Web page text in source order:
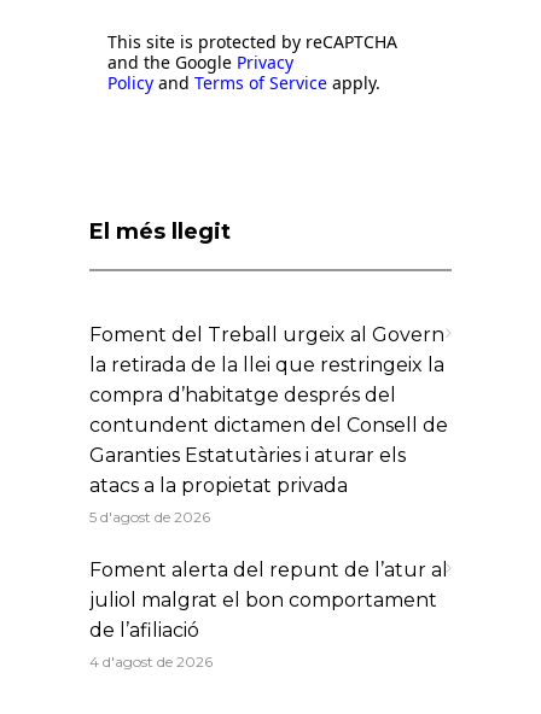
This site is protected by reCAPTCHA
and the Google Privacy
Policy and Terms of Service apply.
El més llegit
Foment del Treball urgeix al Govern
la retirada de la llei que restringeix la
compra d’habitatge després del
contundent dictamen del Consell de
Garanties Estatutàries i aturar els
atacs a la propietat privada
5 d'agost de 2026
Foment alerta del repunt de l’atur al
juliol malgrat el bon comportament
de l’afiliació
4 d'agost de 2026